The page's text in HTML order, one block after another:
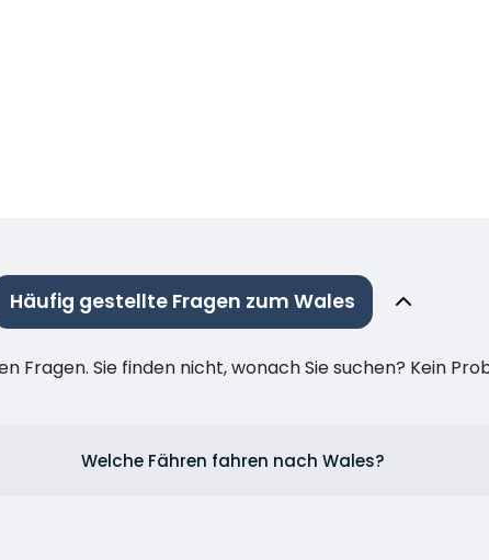
Häufig gestellte Fragen zum Wales
Fragen. Sie finden nicht, wonach Sie suchen? Kein
Welche Fähren fahren nach Wales?